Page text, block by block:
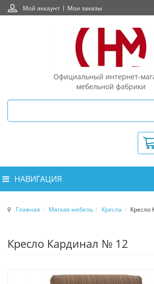
Мой аккаунт Мои заказы
Официальный интернет-
мебельной фабрики
НАВИГАЦИЯ
Главная Мягкая мебель Кресла Кресло
Кресло Кардинал № 12